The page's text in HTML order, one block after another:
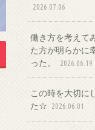
2026.07.06
働き方を考えて
た方が明らかに
った。
2026.06.19
この時を大切に
た☆
2026.06.01